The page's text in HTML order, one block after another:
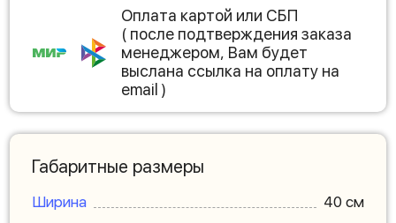
Оплата картой или СБП
( после подтверждения заказа
менеджером, Вам будет
выслана ссылка на оплату на
email )
Габаритные размеры
Ширина
40 см